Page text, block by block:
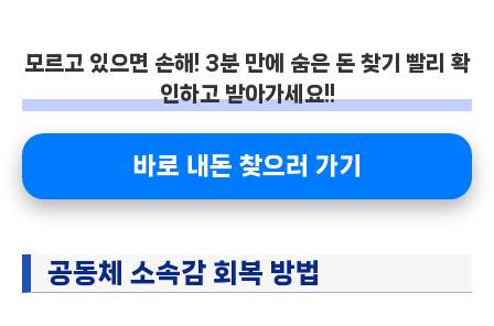
모르고 있으면 손해! 3분 만에 숨은 돈 찾기 빨리 확
인하고 받아가세요!!
바로 내돈 찾으러 가기
공동체 소속감 회복 방법